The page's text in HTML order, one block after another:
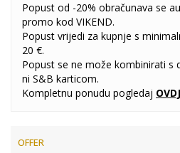
Popust od -20% obračunava se
promo kod VIKEND.
Popust vrijedi za kupnje s
20 €.
Popust se ne može kombinirati s
ni S&B karticom.
Kompletnu ponudu pogledaj
OFFER